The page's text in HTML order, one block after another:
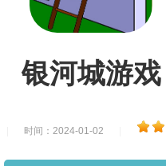
银河城游戏
时间：2024-01-02